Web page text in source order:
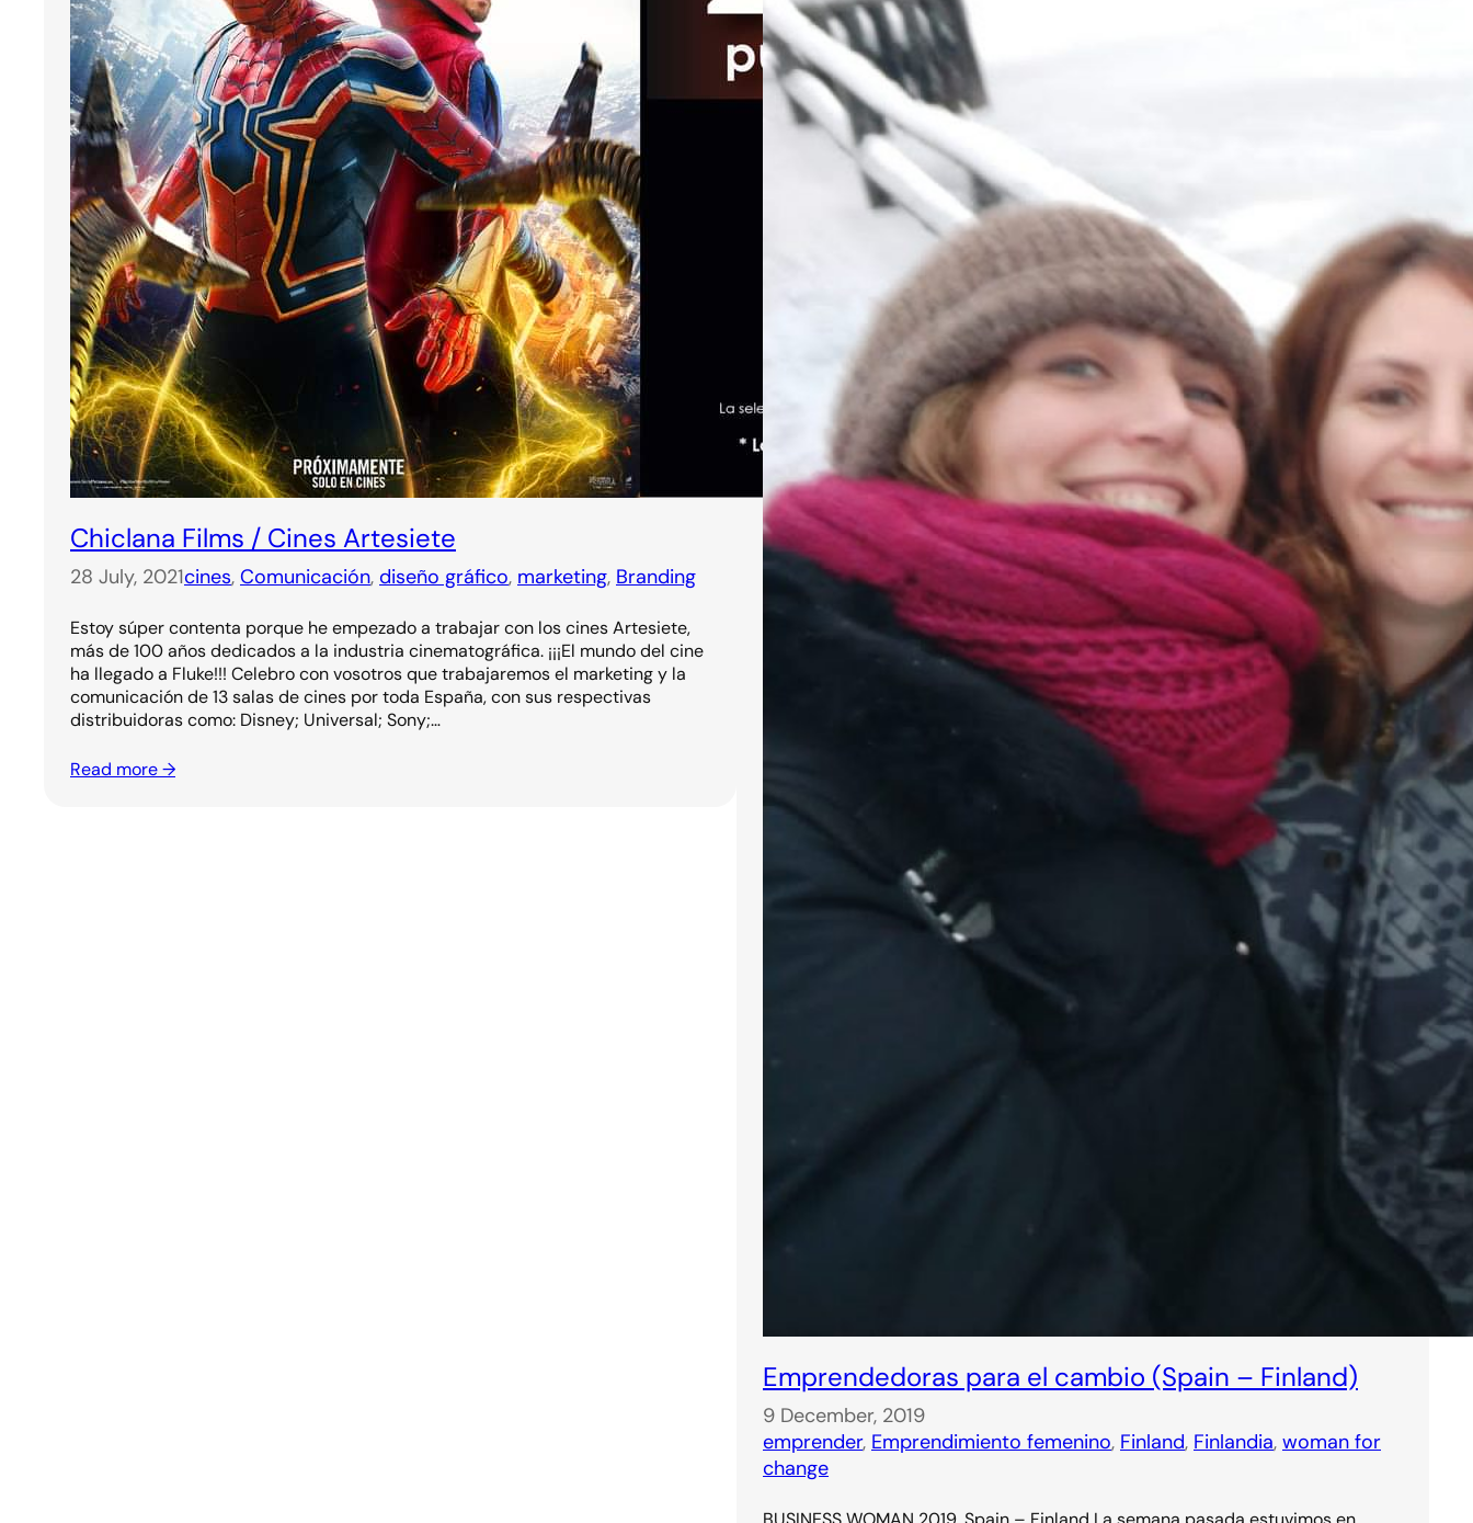
Chiclana Films / Cines Artesiete
28 July, 2021cines, Comunicación, diseño gráfico, marketing, Branding
Estoy súper contenta porque he empezado a trabajar con los cines Artesiete,
más de 100 años dedicados a la industria cinematográfica. ¡¡¡El mundo del cine
ha llegado a Fluke!!! Celebro con vosotros que trabajaremos el marketing y la
comunicación de 13 salas de cines por toda España, con sus respectivas
distribuidoras como: Disney; Universal; Sony;…
Read more →
Emprendedoras para el cambio (Spain – Finland)
9 December, 2019
emprender, Emprendimiento femenino, Finland, Finlandia, woman for
change